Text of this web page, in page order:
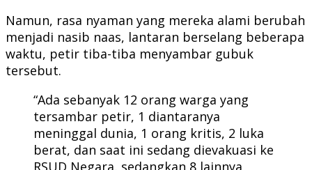
Namun, rasa nyaman yang mereka alami berubah
menjadi nasib naas, lantaran berselang beberapa
waktu, petir tiba-tiba menyambar gubuk
tersebut.
“Ada sebanyak 12 orang warga yang
tersambar petir, 1 diantaranya
meninggal dunia, 1 orang kritis, 2 luka
berat, dan saat ini sedang dievakuasi ke
RSUD Negara, sedangkan 8 lainnya